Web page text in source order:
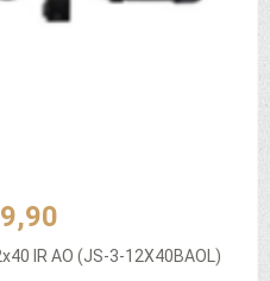
IR AO (JS-3-12X40BAOL)